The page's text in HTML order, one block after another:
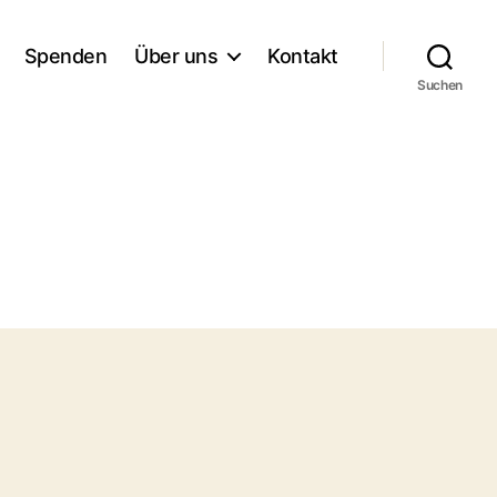
Spenden Über uns Kontakt
Suchen